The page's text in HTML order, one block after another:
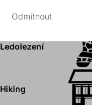
Ledolezení
Hiking
Odmítnout